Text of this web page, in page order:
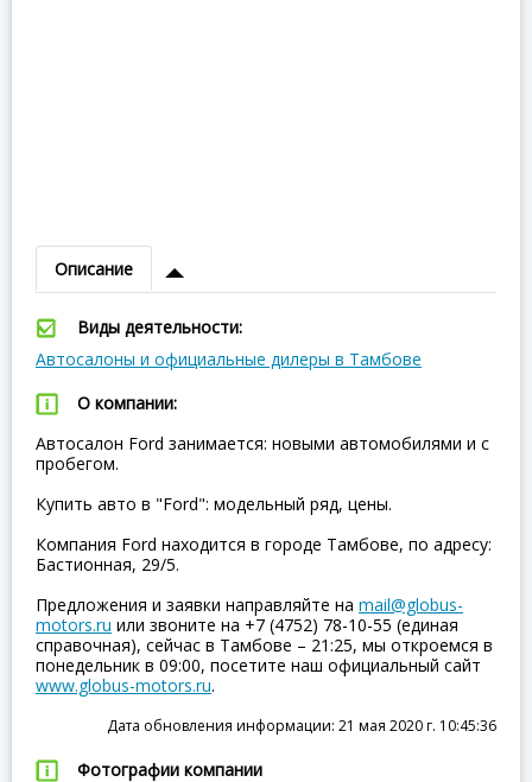
Описание
Виды деятельности:
Автосалоны и официальные дилеры в Тамбове
О компании:
Автосалон Ford занимается: новыми автомобилями и с
пробегом.
Купить авто в "Ford": модельный ряд, цены.
Компания Ford находится в городе Тамбове, по адресу:
Бастионная, 29/5.
Предложения и заявки направляйте на mail@globus-
motors.ru или звоните на +7 (4752) 78-10-55 (единая
справочная), сейчас в Тамбове – 21:25, мы откроемся в
понедельник в 09:00, посетите наш официальный сайт
www.globus-motors.ru.
Дата обновления информации: 21 мая 2020 г. 10:45:36
Фотографии компании